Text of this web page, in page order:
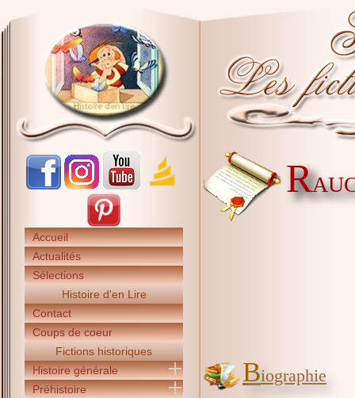
Accueil
Actualités
Sélections
Histoire d'en Lire
Contact
Coups de coeur
Fictions historiques
Histoire générale
Préhistoire
R
Biographie